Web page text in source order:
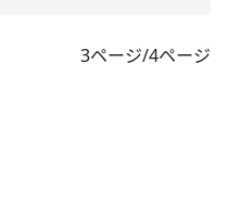
3ページ/4ページ